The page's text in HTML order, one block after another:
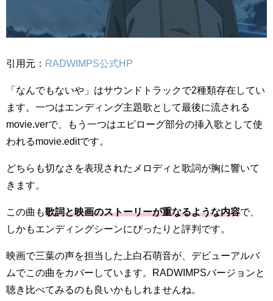
引用元： RADWIMPS公式HP
「なんでもないや」はサウンドトラックで2種類存在してい
ます。一つはエンディング主題歌として最後に流される
movie.verで、もう一つはエピローグ部分の挿入歌として使
われるmovie.editです。
どちらも切なさを表現されたメロディと歌詞が胸に響いて
きます。
この曲も歌詞と映画のストーリーが重なるような内容で、
しかもエンディングシーンにぴったりと評判です。
映画で三葉の声を担当した上白石萌音が、デビューアルバ
ムでこの曲をカバーしています。RADWIMPSバージョンと
聴き比べてみるのも良いかもしれませんね。